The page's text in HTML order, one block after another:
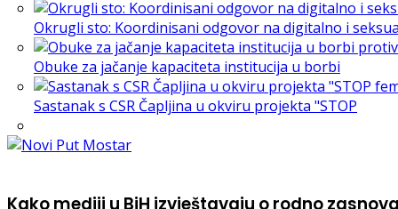
Okrugli sto: Koordinisani odgovor na digitalno i
Obuke za jačanje kapaciteta institucija u borbi
Sastanak s CSR Čapljina u okviru projekta "STOP
Kako mediji u BiH izvještavaju o rodno